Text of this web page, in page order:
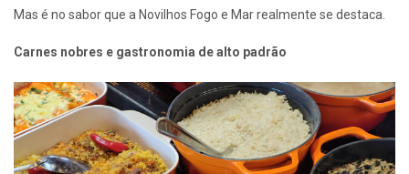
Mas é no sabor que a Novilhos Fogo e Mar realmente se destaca.
Carnes nobres e gastronomia de alto padrão